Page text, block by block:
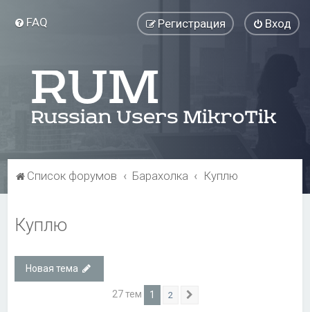
FAQ Вход
Регистрация
Список форумов Барахолка Куплю
Куплю
Новая тема
27 тем 1 2